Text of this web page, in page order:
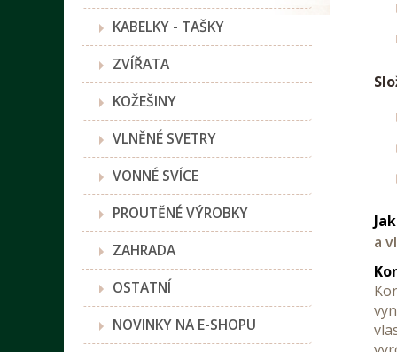
KABELKY - TAŠKY
ZVÍŘATA
KOŽEŠINY
VLNĚNÉ SVETRY
VONNÉ SVÍCE
PROUTĚNÉ VÝROBKY
ZAHRADA
OSTATNÍ
NOVINKY NA E-SHOPU
a